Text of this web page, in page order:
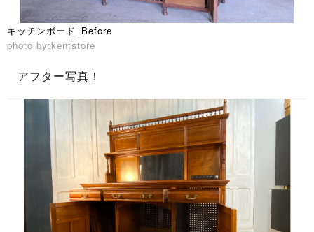
キッチンボード_Before
photo by:kentstore
アフター写真！